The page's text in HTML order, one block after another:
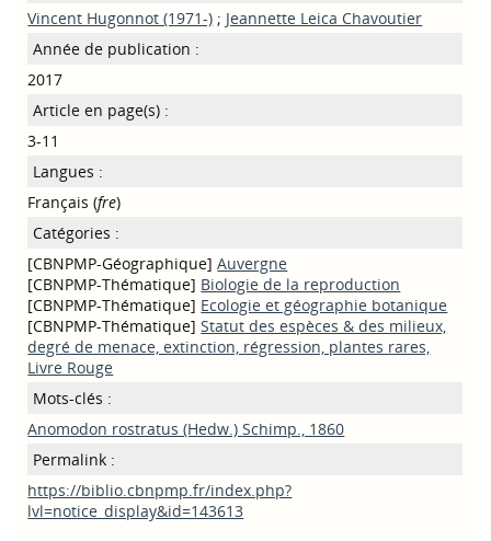
Vincent Hugonnot (1971-) ; Jeannette Leica Chavoutier
Année de publication :
2017
Article en page(s) :
3-11
Langues :
Français (fre)
Catégories :
[CBNPMP-Géographique]Auvergne
[CBNPMP-Thématique] Biologie de la reproduction
[CBNPMP-Thématique] Ecologie et géographie botanique
[CBNPMP-Thématique]Statut des espèces & des milieux,
degré de menace, extinction, régression, plantes rares,
Livre Rouge
Mots-clés :
Anomodon rostratus (Hedw.) Schimp., 1860
Permalink :
https://biblio.cbnpmp.fr/index.php?
lvl=notice_display&id=143613